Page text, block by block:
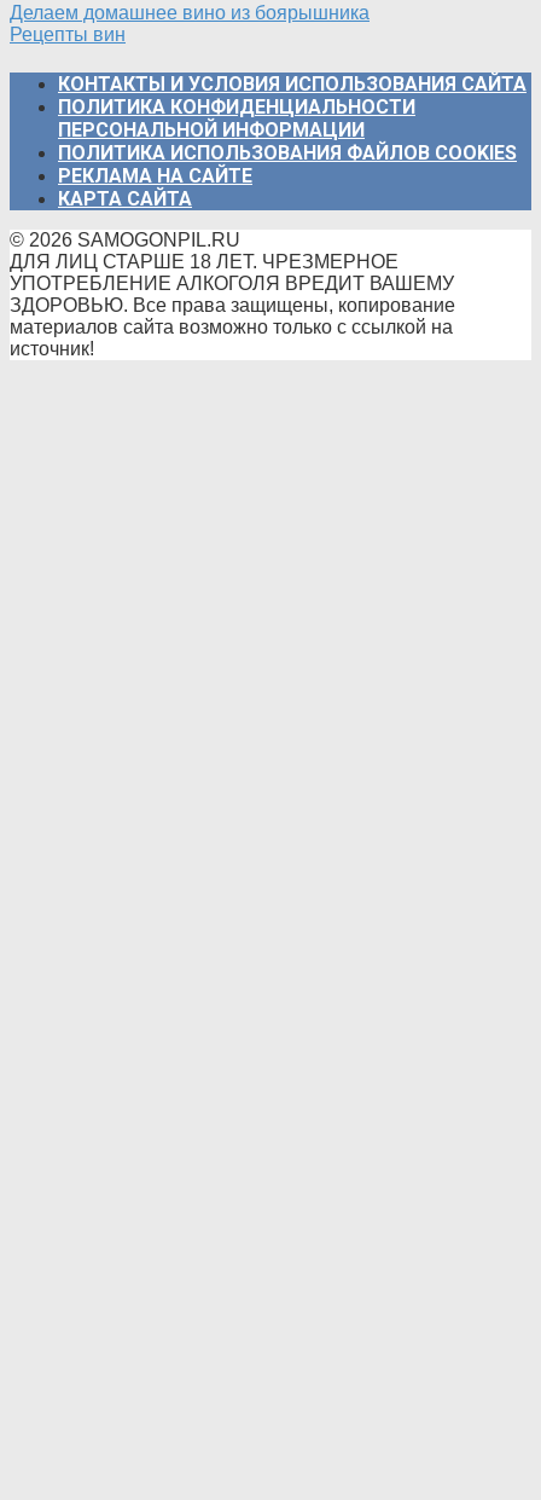
Делаем домашнее вино из боярышника
Рецепты вин
КОНТАКТЫ И УСЛОВИЯ ИСПОЛЬЗОВАНИЯ САЙТА
ПОЛИТИКА КОНФИДЕНЦИАЛЬНОСТИ
ПЕРСОНАЛЬНОЙ ИНФОРМАЦИИ
ПОЛИТИКА ИСПОЛЬЗОВАНИЯ ФАЙЛОВ COOKIES
РЕКЛАМА НА САЙТЕ
КАРТА САЙТА
© 2026 SAMOGONPIL.RU
ДЛЯ ЛИЦ СТАРШЕ 18 ЛЕТ. ЧРЕЗМЕРНОЕ
УПОТРЕБЛЕНИЕ АЛКОГОЛЯ ВРЕДИТ ВАШЕМУ
ЗДОРОВЬЮ. Все права защищены, копирование
материалов сайта возможно только с ссылкой на
источник!